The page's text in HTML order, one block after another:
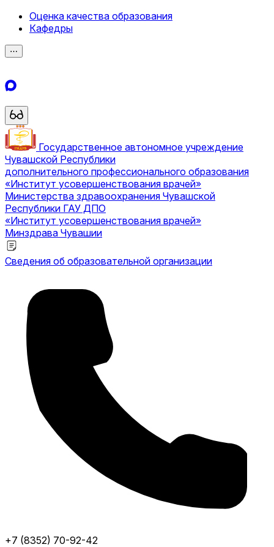
Оценка качества образования
Кафедры
⋯
Государственное автономное учреждение
Чувашской Республики
дополнительного профессионального образования
«Институт усовершенствования врачей»
Министерства здравоохранения Чувашской
Республики ГАУ ДПО
«Институт усовершенствования врачей»
Минздрава Чувашии
Сведения об образовательной организации
+7 (8352) 70-92-42